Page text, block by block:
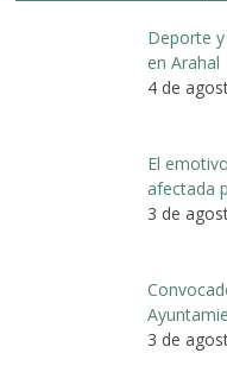
Deporte
en Arahal
4 de
El
afectada
3 de
3 de